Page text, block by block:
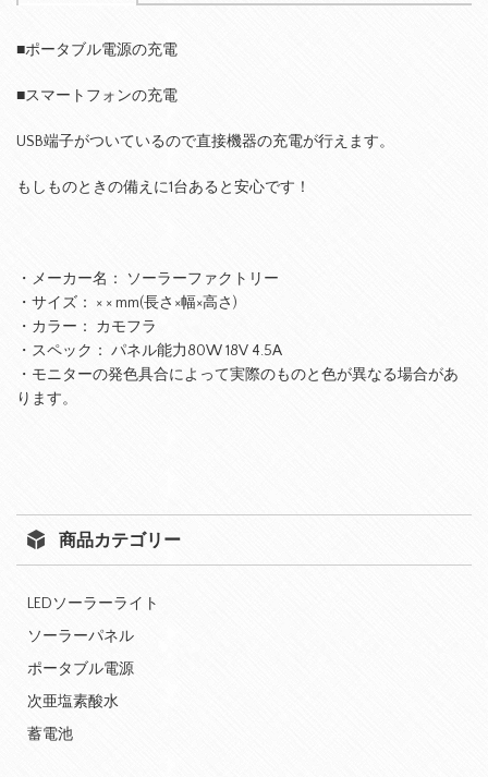
■ポータブル電源の充電
■スマートフォンの充電
USB端子がついているので直接機器の充電が行えます。
もしものときの備えに1台あると安心です！
・メーカー名： ソーラーファクトリー
・サイズ： × × mm(長さ×幅×高さ)
・カラー： カモフラ
・スペック： パネル能力80W 18V 4.5A
・モニターの発色具合によって実際のものと色が異なる場合があ
ります。
商品カテゴリー
LEDソーラーライト
ソーラーパネル
ポータブル電源
次亜塩素酸水
蓄電池